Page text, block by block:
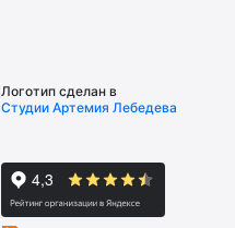
Логотип сделан в
Студии Артемия Лебедева